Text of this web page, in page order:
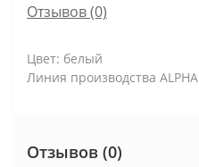
Отзывов (0)
Цвет: белый
Линия производства ALPHA
Отзывов (0)